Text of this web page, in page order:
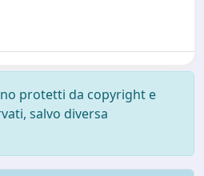
protetti da copyright e
salvo diversa